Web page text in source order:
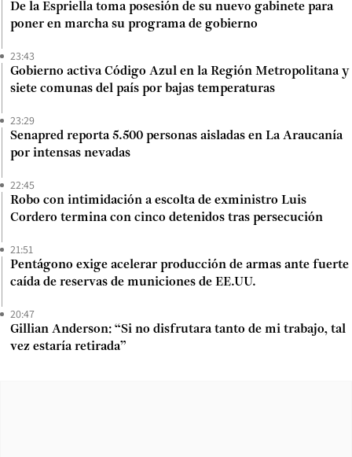
De la Espriella toma posesión de su nuevo gabinete para
poner en marcha su programa de gobierno
23:43
Gobierno activa Código Azul en la Región Metropolitana y
siete comunas del país por bajas temperaturas
23:29
Senapred reporta 5.500 personas aisladas en La Araucanía
por intensas nevadas
22:45
Robo con intimidación a escolta de exministro Luis
Cordero termina con cinco detenidos tras persecución
21:51
Pentágono exige acelerar producción de armas ante fuerte
caída de reservas de municiones de EE.UU.
20:47
Gillian Anderson: “Si no disfrutara tanto de mi trabajo, tal
vez estaría retirada”